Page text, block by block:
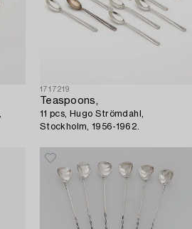
1717219
Teaspoons,
11 pcs, Hugo Strömdahl,
Stockholm, 1956-1962.